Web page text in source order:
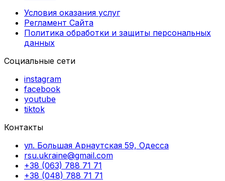
Условия оказания услуг
Регламент Сайта
Политика обработки и защиты персональных
данных
Социальные сети
instagram
facebook
youtube
tiktok
Контакты
ул. Большая Арнаутская 59, Одесса
rsu.ukraine@gmail.com
+38 (063) 788 71 71
+38 (048) 788 71 71